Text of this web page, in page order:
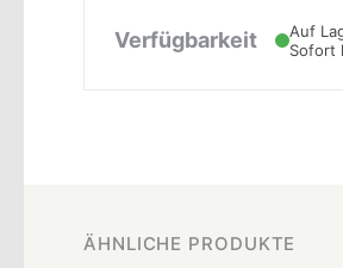
Verfügbarkeit
Auf
Sofort
ÄHNLICHE PRODUKTE